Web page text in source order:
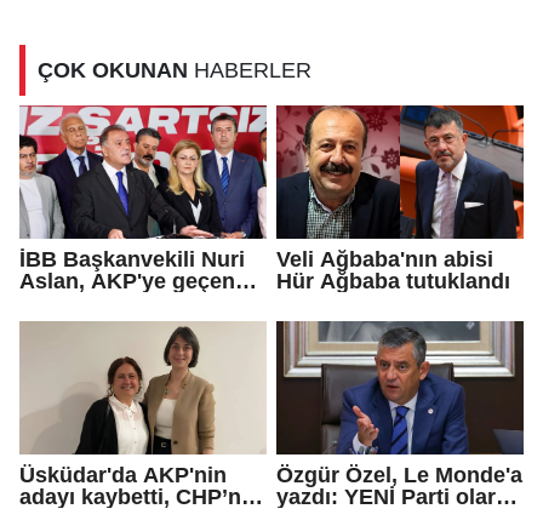
ÇOK OKUNAN HABERLER
İBB Başkanvekili Nuri
Aslan, AKP'ye geçen
iddialarına yanıt verdi
Veli Ağbaba'nın abisi
Hür Ağbaba tutuklandı
Üsküdar'da AKP'nin
adayı kaybetti, CHP’nin
Özgür Özel, Le Monde'a
yazdı: YENİ Parti olarak